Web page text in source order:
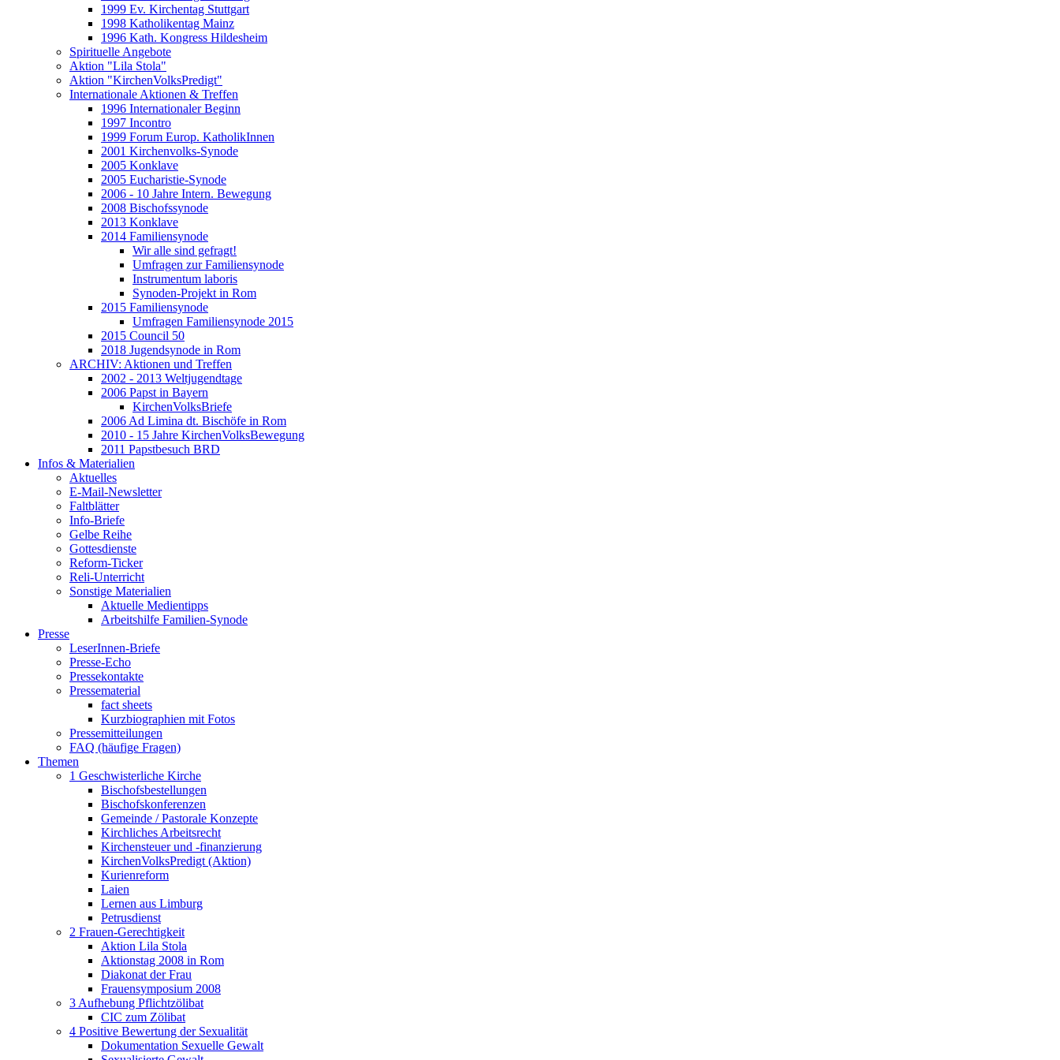
1999 Ev. Kirchentag Stuttgart
1998 Katholikentag Mainz
1996 Kath. Kongress Hildesheim
Spirituelle Angebote
Aktion "Lila Stola"
Aktion "KirchenVolksPredigt"
Internationale Aktionen & Treffen
1996 Internationaler Beginn
1997 Incontro
1999 Forum Europ. KatholikInnen
2001 Kirchenvolks-Synode
2005 Konklave
2005 Eucharistie-Synode
2006 - 10 Jahre Intern. Bewegung
2008 Bischofssynode
2013 Konklave
2014 Familiensynode
Wir alle sind gefragt!
Umfragen zur Familiensynode
Instrumentum laboris
Synoden-Projekt in Rom
2015 Familiensynode
Umfragen Familiensynode 2015
2015 Council 50
2018 Jugendsynode in Rom
ARCHIV: Aktionen und Treffen
2002 - 2013 Weltjugendtage
2006 Papst in Bayern
KirchenVolksBriefe
2006 Ad Limina dt. Bischöfe in Rom
2010 - 15 Jahre KirchenVolksBewegung
2011 Papstbesuch BRD
Infos & Materialien
Aktuelles
E-Mail-Newsletter
Faltblätter
Info-Briefe
Gelbe Reihe
Gottesdienste
Reform-Ticker
Reli-Unterricht
Sonstige Materialien
Aktuelle Medientipps
Arbeitshilfe Familien-Synode
Presse
LeserInnen-Briefe
Presse-Echo
Pressekontakte
Pressematerial
fact sheets
Kurzbiographien mit Fotos
Pressemitteilungen
FAQ (häufige Fragen)
Themen
1 Geschwisterliche Kirche
Bischofsbestellungen
Bischofskonferenzen
Gemeinde / Pastorale Konzepte
Kirchliches Arbeitsrecht
Kirchensteuer und -finanzierung
KirchenVolksPredigt (Aktion)
Kurienreform
Laien
Lernen aus Limburg
Petrusdienst
2 Frauen-Gerechtigkeit
Aktion Lila Stola
Aktionstag 2008 in Rom
Diakonat der Frau
Frauensymposium 2008
3 Aufhebung Pflichtzölibat
CIC zum Zölibat
4 Positive Bewertung der Sexualität
Dokumentation Sexuelle Gewalt